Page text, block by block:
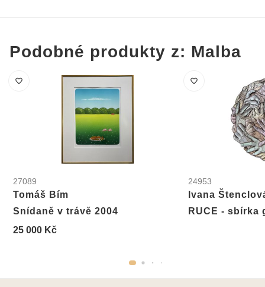
Podobné produkty z: Malba
27089
Tomáš Bím
Snídaně v trávě 2004
25 000 Kč
24953
Ivana
RUCE - sbírka